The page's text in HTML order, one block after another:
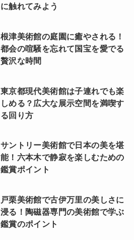
に触れてみよう
根津美術館の庭園に癒やされる！
都会の喧騒を忘れて国宝を愛でる
贅沢な時間
東京都現代美術館は子連れでも楽
しめる？広大な展示空間を満喫す
る回り方
サントリー美術館で日本の美を堪
能！六本木で静寂を楽しむための
鑑賞ポイント
戸栗美術館で古伊万里の美しさに
浸る！陶磁器専門の美術館で学ぶ
鑑賞のポイント